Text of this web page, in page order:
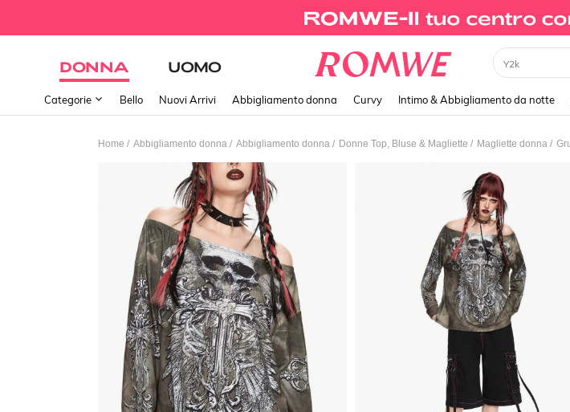
DONNA UOMO Xxs
Categorie Bello Nuovi Arrivi Abbigliamento donna Curvy Intimo & Abbigliamento da notte
Home / Abbigliamento donna / Abbigliamento donna / Donne Top, Bluse & Magliette / Magliette donna /